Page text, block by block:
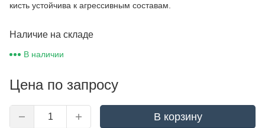
кисть устойчива к агрессивным составам.
Наличие на складе
В наличии
Цена по запросу
В корзину